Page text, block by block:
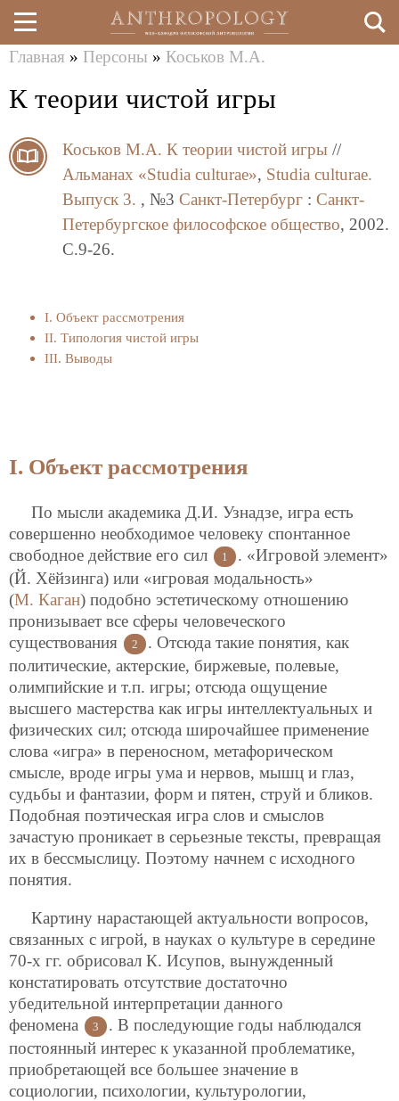
Перейти
к
здесь
Главная » Персоны » Коськов М.А.
К теории чистой игры
Коськов М.А. К теории чистой игры //
Альманах «Studia culturae», Studia culturae.
Выпуск 3. , №3 Санкт-Петербург : Санкт-
Петербургское философское общество, 2002.
C.9-26.
I. Объект рассмотрения
II. Типология чистой игры
III. Выводы
I. Объект рассмотрения
По мысли академика Д.И. Узнадзе, игра есть
совершенно необходимое человеку спонтанное
свободное действие его сил
1
. «Игровой элемент»
(Й. Хёйзинга) или «игровая модальность»
(М. Каган) подобно эстетическому отношению
пронизывает все сферы человеческого
существования
2
. Отсюда такие понятия, как
политические, актерские, биржевые, полевые,
олимпийские и т.п. игры; отсюда ощущение
высшего мастерства как игры интеллектуальных и
физических сил; отсюда широчайшее применение
слова «игра» в переносном, метафорическом
смысле, вроде игры ума и нервов, мышц и глаз,
судьбы и фантазии, форм и пятен, струй и бликов.
Подобная поэтическая игра слов и смыслов
зачастую проникает в серьезные тексты, превращая
их в бессмыслицу. Поэтому начнем с исходного
понятия.
Картину нарастающей актуальности вопросов,
связанных с игрой, в науках о культуре в середине
70-х гг. обрисовал К. Исупов, вынужденный
констатировать отсутствие достаточно
убедительной интерпретации данного
феномена
3
. В последующие годы наблюдался
постоянный интерес к указанной проблематике,
приобретающей все большее значение в
социологии, психологии, культурологии,